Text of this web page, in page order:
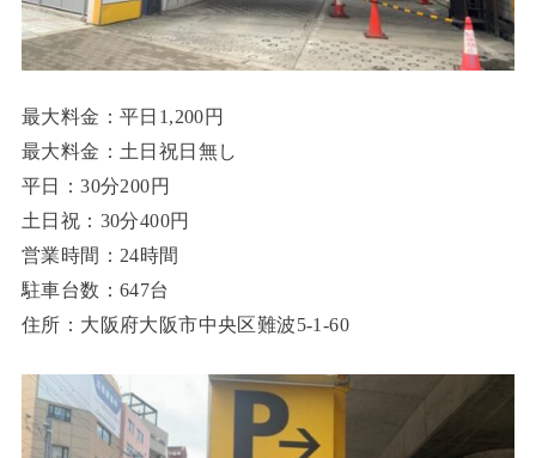
最大料金：平日1,200円
最大料金：土日祝日無し
平日：30分200円
土日祝：30分400円
営業時間：24時間
駐車台数：647台
住所：大阪府大阪市中央区難波5-1-60